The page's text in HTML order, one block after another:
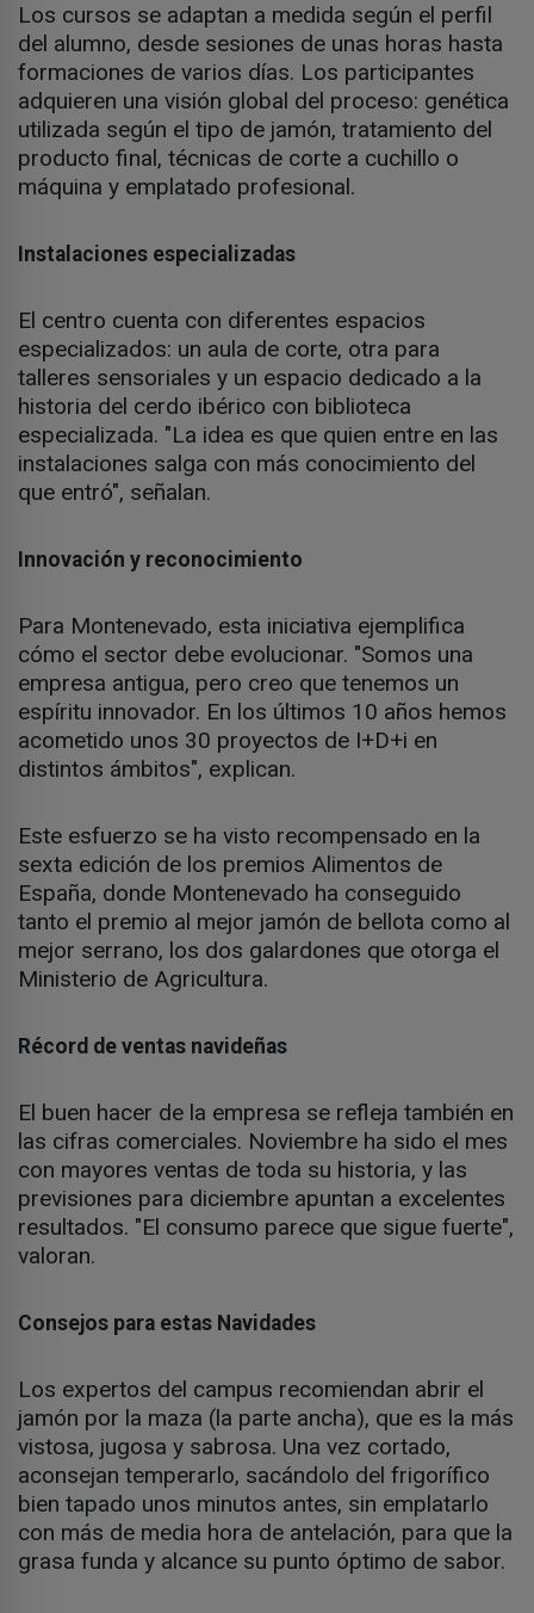
Los cursos se adaptan a medida según el perfil
del alumno, desde sesiones de unas horas hasta
formaciones de varios días. Los participantes
adquieren una visión global del proceso: genética
utilizada según el tipo de jamón, tratamiento del
producto final, técnicas de corte a cuchillo o
máquina y emplatado profesional.
Instalaciones especializadas
El centro cuenta con diferentes espacios
especializados: un aula de corte, otra para
talleres sensoriales y un espacio dedicado a la
historia del cerdo ibérico con biblioteca
especializada. "La idea es que quien entre en las
instalaciones salga con más conocimiento del
que entró", señalan.
Innovación y reconocimiento
Para Montenevado, esta iniciativa ejemplifica
cómo el sector debe evolucionar. "Somos una
empresa antigua, pero creo que tenemos un
espíritu innovador. En los últimos 10 años hemos
acometido unos 30 proyectos de I+D+i en
distintos ámbitos", explican.
Este esfuerzo se ha visto recompensado en la
sexta edición de los premios Alimentos de
España, donde Montenevado ha conseguido
tanto el premio al mejor jamón de bellota como al
mejor serrano, los dos galardones que otorga el
Ministerio de Agricultura.
Récord de ventas navideñas
El buen hacer de la empresa se refleja también en
las cifras comerciales. Noviembre ha sido el mes
con mayores ventas de toda su historia, y las
previsiones para diciembre apuntan a excelentes
resultados. "El consumo parece que sigue fuerte",
valoran.
Consejos para estas Navidades
Los expertos del campus recomiendan abrir el
jamón por la maza (la parte ancha), que es la más
vistosa, jugosa y sabrosa. Una vez cortado,
aconsejan temperarlo, sacándolo del frigorífico
bien tapado unos minutos antes, sin emplatarlo
con más de media hora de antelación, para que la
grasa funda y alcance su punto óptimo de sabor.